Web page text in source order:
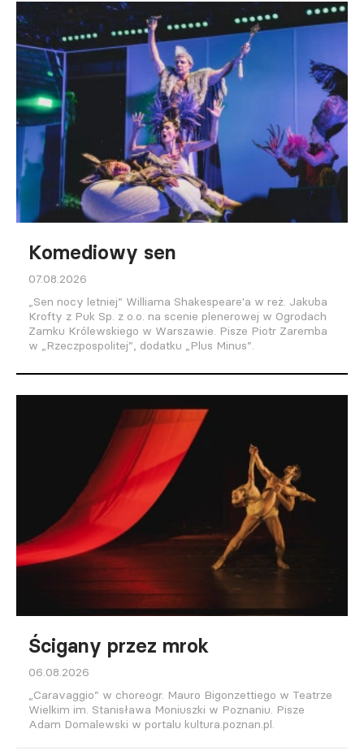
Komediowy sen
07.08.2026
„Sen nocy letniej” Williama Shakespeare'a w reż. Jakuba
Krofty z Puk Sp. z o.o. na scenie plenerowej w Ogrodach
Zamku Królewskiego w Warszawie. Pisze Piotr Zaremba
w „Rzeczpospolitej”, dodatku „Plus Minus”.
Ścigany przez mrok
06.08.2026
„Caravaggio” w choreogr. Mauro Bigonzettiego w Teatrze
Wielkim im. Stanisława Moniuszki w Poznaniu. Pisze
Adam Domalewski w portalu kultura.poznan.pl.